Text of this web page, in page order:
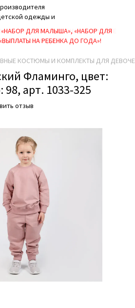
ДЛЯ МАЛЫША», «НАБОР ДЛЯ
НА РЕБEНКА ДО ГОДА»!
КОСТЮМЫ И КОМПЛЕКТЫ ДЛЯ
Фламинго, цвет:
98, арт. 1033-325
отзыв